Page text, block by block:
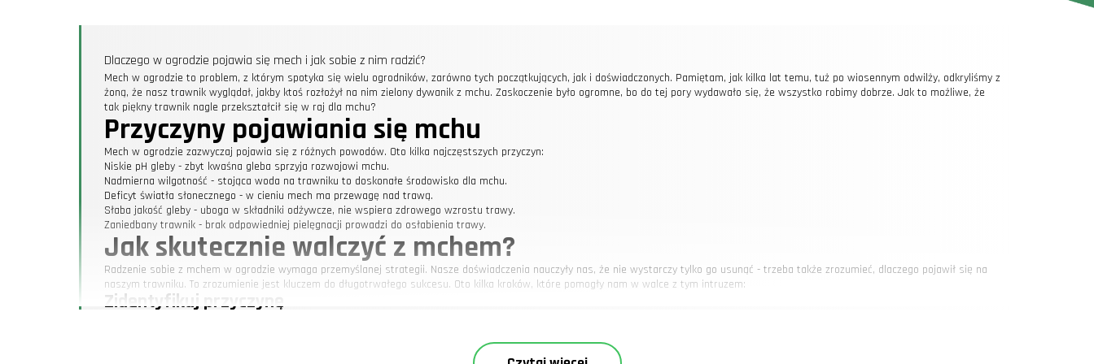
Dlaczego w ogrodzie pojawia się mech i jak sobie z nim radzić?
Mech w ogrodzie to problem, z którym spotyka się wielu ogrodników, zarówno tych początkujących, jak i doświadczonych. Pamiętam, jak kilka lat temu, tuż po wiosennym odwilży, odkryliśmy z
żoną, że nasz trawnik wyglądał, jakby ktoś rozłożył na nim zielony dywanik z mchu. Zaskoczenie było ogromne, bo do tej pory wydawało się, że wszystko robimy dobrze. Jak to możliwe, że
tak piękny trawnik nagle przekształcił się w raj dla mchu?
Przyczyny pojawiania się mchu
Mech w ogrodzie zazwyczaj pojawia się z różnych powodów. Oto kilka najczęstszych przyczyn:
Niskie pH gleby - zbyt kwaśna gleba sprzyja rozwojowi mchu.
Nadmierna wilgotność - stojąca woda na trawniku to doskonałe środowisko dla mchu.
Deficyt światła słonecznego - w cieniu mech ma przewagę nad trawą.
Słaba jakość gleby - uboga w składniki odżywcze, nie wspiera zdrowego wzrostu trawy.
Zaniedbany trawnik - brak odpowiedniej pielęgnacji prowadzi do osłabienia trawy.
Jak skutecznie walczyć z mchem?
Radzenie sobie z mchem w ogrodzie wymaga przemyślanej strategii. Nasze doświadczenia nauczyły nas, że nie wystarczy tylko go usunąć - trzeba także zrozumieć, dlaczego pojawił się na
naszym trawniku. To zrozumienie jest kluczem do długotrwałego sukcesu. Oto kilka kroków, które pomogły nam w walce z tym intruzem:
Zidentyfikuj przyczynę